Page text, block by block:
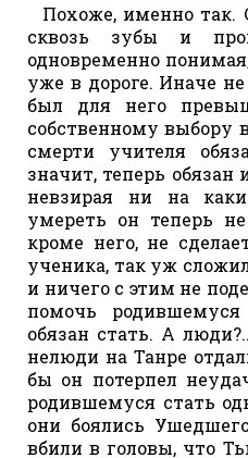
Похоже, именно так.
сквозь зубы и
одновременно
уже в дороге. Иначе
был для него
собственному выбору
смерти учителя
значит, теперь обязан
невзирая ни на
умереть он теперь
кроме него, не
ученика, так уж
и ничего с этим не
помочь
обязан стать. А
нелюди на Танре
бы он потерпел
родившемуся стать
они боялись
вбили в головы, что